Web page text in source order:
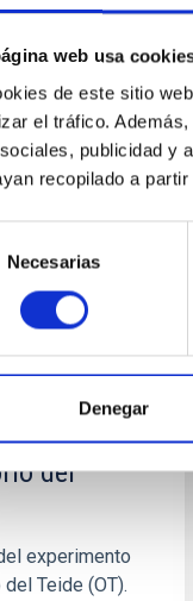
web usa
de este sitio
el tráfico.
publicidad y
recopilado a
Necesarias
Denegar
Center
y el
de
del
(GB
del
experimento
Teide (OT).